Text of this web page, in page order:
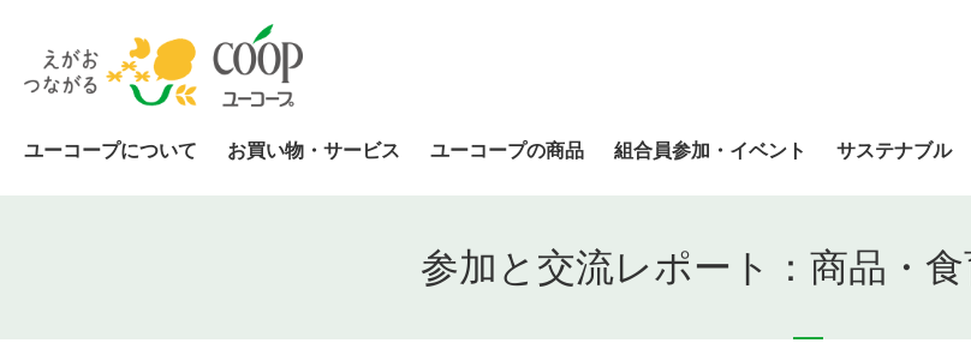
ユーコープについて お買い物・サービス ユーコープの商品 組合員参加・イベント サステナブル
参加と交流レポート：商品・